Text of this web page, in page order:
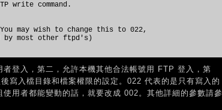
write command.
may wish to change this to 022,
most other ftpd's)
登入，第二，允許本機其他合法帳號用 FTP 登入，第
寫入檔目錄和檔案權限的設定。022 代表的是只有寫入的
用者都能變動的話，就要改成 002。其他詳細的參數請參